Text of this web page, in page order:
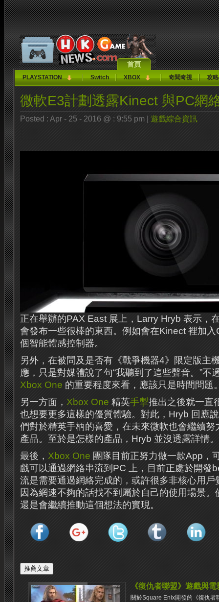
首頁
PLAYSTATION Switch XBOX 奇聞奇視 攻
微軟E3計劃透露Kinect 與PC網
Posted : Apr - 25 - 2016 @ : 9:55 pm | 遊戲綜合資訊
正在舉辦的PAX East 展上，Larry Hryb 表示，
會發布一些很棒的東西。例如會在Kinect 裡加
個智能體感控制器。
另外，在被問及是否有《戰爭機器4》限定版主
應，只是對媒體說了句“我聽到了這些聲音。”不
Xbox One 的重要程度來看，應該只是時間問題
另一方面， Xbox One 精英手掣推出之後就一直
也想要更多這樣的優質體驗。對此，Hryb 回應
們對於精英手柄的喜愛，在未來微軟也會繼續努
產品。至於是怎樣的產品，Hryb 並沒透露詳情。
最後， Xbox One 團隊目前正努力做一款App，
戲可以通過網絡串流到PC 上，目前正處於開發
流是需要通過網絡完成的，或許很多非核心用戶
因為網速不夠的話找不到屬於自己的使用場景
還是會繼續推動這個想法的實現。
《復仇者聯盟》遊戲與
關於Square Enix開發的《復仇者